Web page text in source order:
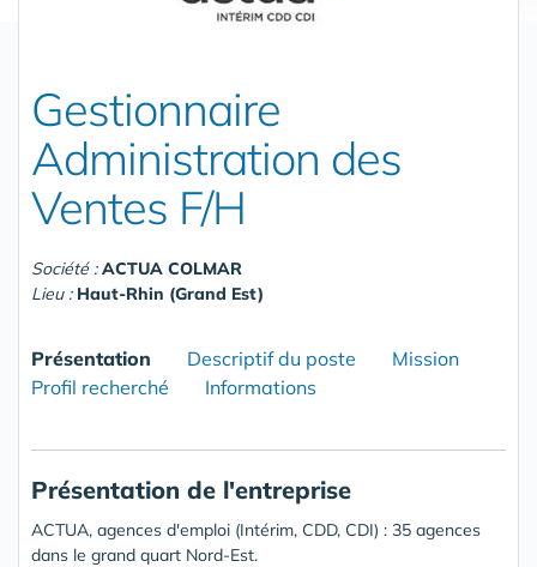
Gestionnaire
Administration des
Ventes F/H
Société :ACTUA COLMAR
Lieu : Haut-Rhin (Grand Est)
Présentation Descriptif du poste
Mission
Profil recherché
Informations
Présentation de l'entreprise
ACTUA, agences d'emploi (Intérim, CDD, CDI) : 35 agences
dans le grand quart Nord-Est.